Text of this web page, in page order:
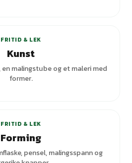
FRITID & LEK
Kunst
malingstube og et maleri med
former.
FRITID & LEK
Forming
pensel, malingsspann og